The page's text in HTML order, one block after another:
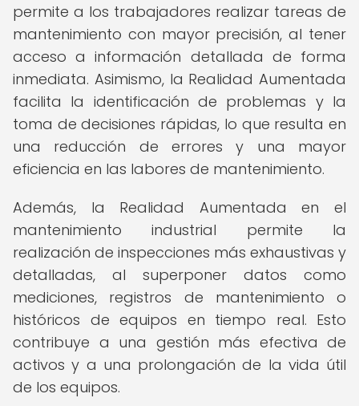
permite a los trabajadores realizar tareas de
mantenimiento con mayor precisión, al tener
acceso a información detallada de forma
inmediata. Asimismo, la Realidad Aumentada
facilita la identificación de problemas y la
toma de decisiones rápidas, lo que resulta en
una reducción de errores y una mayor
eficiencia en las labores de mantenimiento.
Además, la Realidad Aumentada en el
mantenimiento industrial permite la
realización de inspecciones más exhaustivas y
detalladas, al superponer datos como
mediciones, registros de mantenimiento o
históricos de equipos en tiempo real. Esto
contribuye a una gestión más efectiva de
activos y a una prolongación de la vida útil
de los equipos.